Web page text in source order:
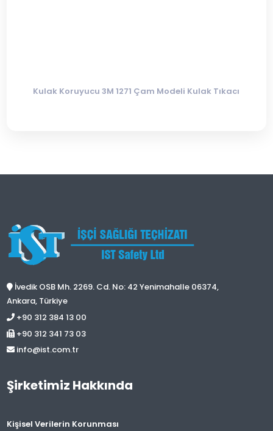
Kulak Koruyucu 3M 1271 Çam Modeli Kulak Tıkacı
İvedik OSB Mh. 2269. Cd. No: 42 Yenimahalle 06374,
Ankara, Türkiye
+90 312 384 13 00
+90 312 341 73 03
info@ist.com.tr
Şirketimiz Hakkında
Kişisel Verilerin Korunması